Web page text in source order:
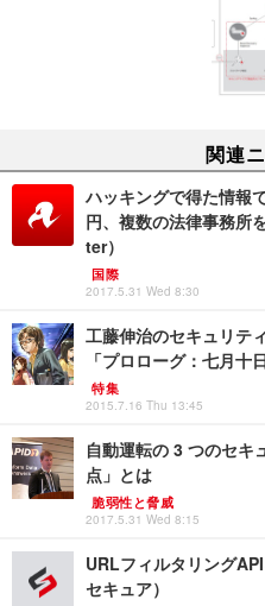
関連
ハッキングで得た情報
円、複数の法律事務所
ter）
国際
2017.5.31 Wed 8:30
工藤伸治のセキュリテ
「プロローグ：七月十
特集
2015.7.16 Thu 13:45
自動運転の 3 つのセキ
点」とは
脆弱性と脅威
2017.5.31 Wed 8:15
URLフィルタリング
セキュア）